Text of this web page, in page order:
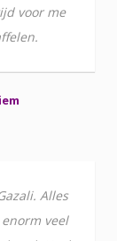
voor me
Alles
veel